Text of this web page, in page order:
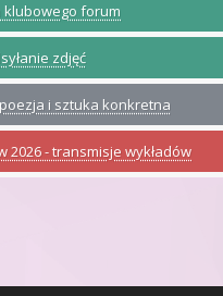
klubowego forum
zdjęć
i sztuka konkretna
2026 - transmisje wykładów